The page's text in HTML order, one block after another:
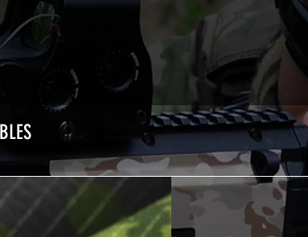
Adhésif de type polymère calandré recouvert d'une
plastification protègeant des UV et des rayures.
Utilisé initialement pour le marquage de véhicule,
les adhésifs AirsoftSkinZone offrent une grande
durabilité et résistent aux intempéries.
Nettoyer sa réplique à l'aide d'un produit alcoolisé
avant toute installation est indispensable. Un
décapeur thermique ou un sèche cheveux sera
nécessaire à l'installation de votre Skin. Voir la
rubriqueTUTOS / VIDEOS